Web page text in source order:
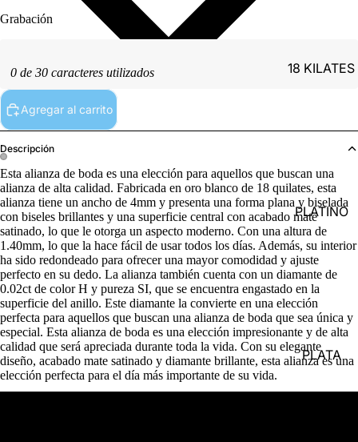
18 KILATES
PLATINO
PLATA
Grabación
0 de 30 caracteres utilizados
Agregar al carrito
Descripción
Esta alianza de boda es una elección para aquellos que buscan una
alianza de alta calidad. Fabricada en oro blanco de 18 quilates, esta
alianza tiene un ancho de 4mm y presenta una forma plana y biselada
con biseles brillantes y una superficie central con acabado mate
satinado, lo que le otorga un aspecto moderno. Con una altura de
1.40mm, lo que la hace fácil de usar todos los días. Además, su interior
ha sido redondeado para ofrecer una mayor comodidad y ajuste
perfecto en su dedo. La alianza también cuenta con un diamante de
0.02ct de color H y pureza SI, que se encuentra engastado en la
superficie del anillo. Este diamante la convierte en una elección
perfecta para aquellos que buscan una alianza de boda que sea única y
especial. Esta alianza de boda es una elección impresionante y de alta
calidad que será apreciada durante toda la vida. Con su elegante
diseño, acabado mate satinado y diamante brillante, esta alianza es una
elección perfecta para el día más importante de su vida.